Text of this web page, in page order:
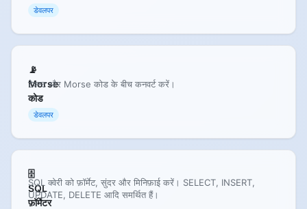
डेवलपर
📡
Morse
कोड
टेक्स्ट और Morse कोड के बीच कनवर्ट करें।
डेवलपर
🗄️
SQL
फ़ॉर्मेटर
SQL क्वेरी को फ़ॉर्मेट, सुंदर और मिनिफ़ाई करें। SELECT, INSERT,
UPDATE, DELETE आदि समर्थित हैं।